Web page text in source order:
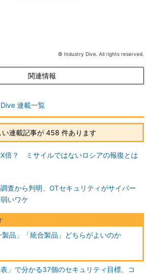
© Industry Dive. All rights reserved.
関連情報
連載一覧
い連載記事が 458 件あります
倍？ ミサイルではないロシアの報復とは
査から判明、OTセキュリティがサイバー
いワケ
製品」「統合製品」どちらがよいのか
表」で分かる37個のセキュリティ目標、コ